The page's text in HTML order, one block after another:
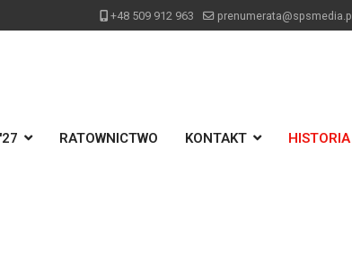
+48 509 912 963 prenumerata@spsmedia.pl
RATOWNICTWO KONTAKT HISTORIA